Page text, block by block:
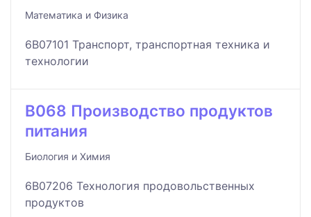
Математика и Физика
6B07101 Транспорт, транспортная техника и
технологии
B068 Производство продуктов
питания
Биология и Химия
6B07206 Технология продовольственных
продуктов